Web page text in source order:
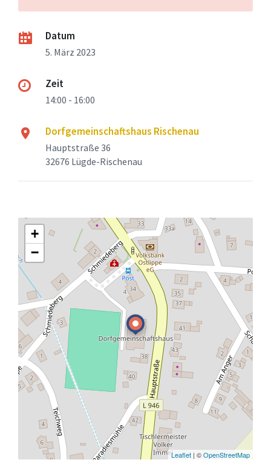
Datum
5. März 2023
Zeit
14:00 - 16:00
Dorfgemeinschaftshaus Rischenau
Hauptstraße 36
32676 Lügde-Rischenau
+
−
Leaflet | ©OpenStreetMap